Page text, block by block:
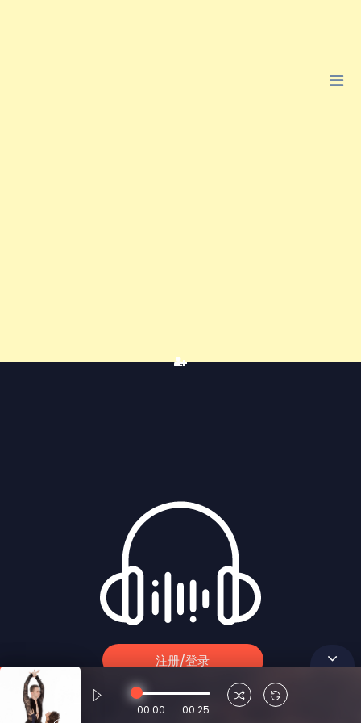
注册/登录
00:00 00:25